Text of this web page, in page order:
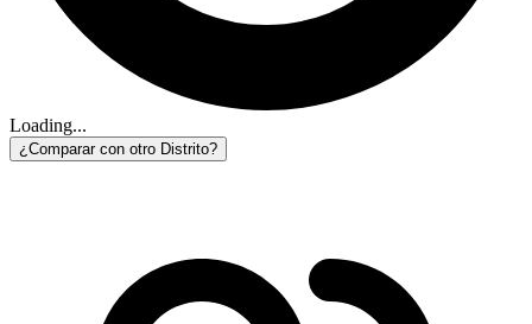
Loading...
¿Comparar con otro Distrito?